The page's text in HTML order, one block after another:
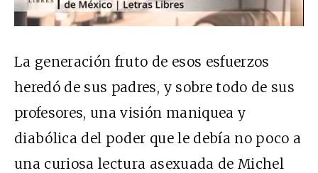
La generación fruto de esos esfuerzos
heredó de sus padres, y sobre todo de sus
profesores, una visión maniquea y
diabólica del poder que le debía no poco a
una curiosa lectura asexuada de Michel